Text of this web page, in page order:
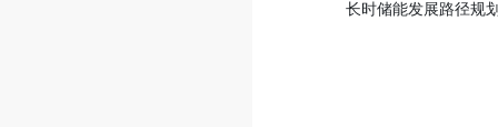
长时储能发展路径规